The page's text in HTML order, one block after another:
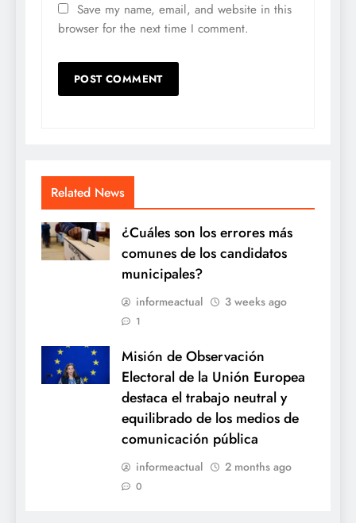
Save my name, email, and website in this
browser for the next time I comment.
Related News
¿Cuáles son los errores más
comunes de los candidatos
municipales?
informeactual 3 weeks ago
1
Misión de Observación
Electoral de la Unión Europea
destaca el trabajo neutral y
equilibrado de los medios de
comunicación pública
informeactual 2 months ago
0